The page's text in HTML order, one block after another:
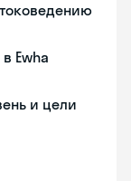
Ewha
и цели